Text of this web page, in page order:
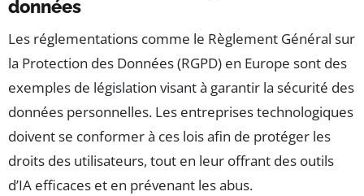
données
Les réglementations comme le Règlement Général sur
la Protection des Données (RGPD) en Europe sont des
exemples de législation visant à garantir la sécurité des
données personnelles. Les entreprises technologiques
doivent se conformer à ces lois afin de protéger les
droits des utilisateurs, tout en leur offrant des outils
d’IA efficaces et en prévenant les abus.